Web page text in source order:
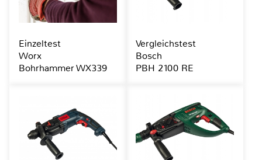
Einzeltest
Worx
Bohrhammer WX339
Vergleichstest
Bosch
PBH 2100 RE